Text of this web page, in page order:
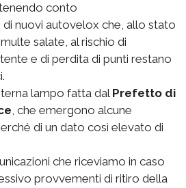
conto
di nuovi autovelox che, allo stato
salate, al rischio di
e di perdita di punti restano
lampo fatta dal Prefetto di
, che emergono alcune
di un dato così elevato di
che riceviamo in caso
provvementi di ritiro della